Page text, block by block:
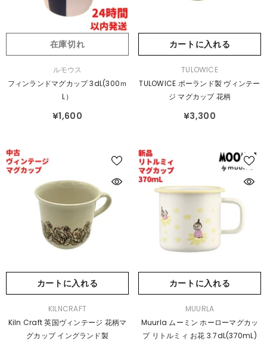
在庫切れ
売
ルモウス
フィンランドマグカップ 3dL(300ｍ
L）
¥1,600
カートに入れる
売
TULOWICE
TULOWICE ポーランド製 ヴィンテー
ジ マグカップ 花柄
¥3,300
カートに入れる
売
KILNCRAFT
Kiln Craft 英国ヴィンテージ 花柄マ
グカップ イングランド製
カートに入れる
売
元：
MUURLA
Muurla ムーミン ホーローマグカッ
プ リトルミィ お花 3.7dL(370mL)